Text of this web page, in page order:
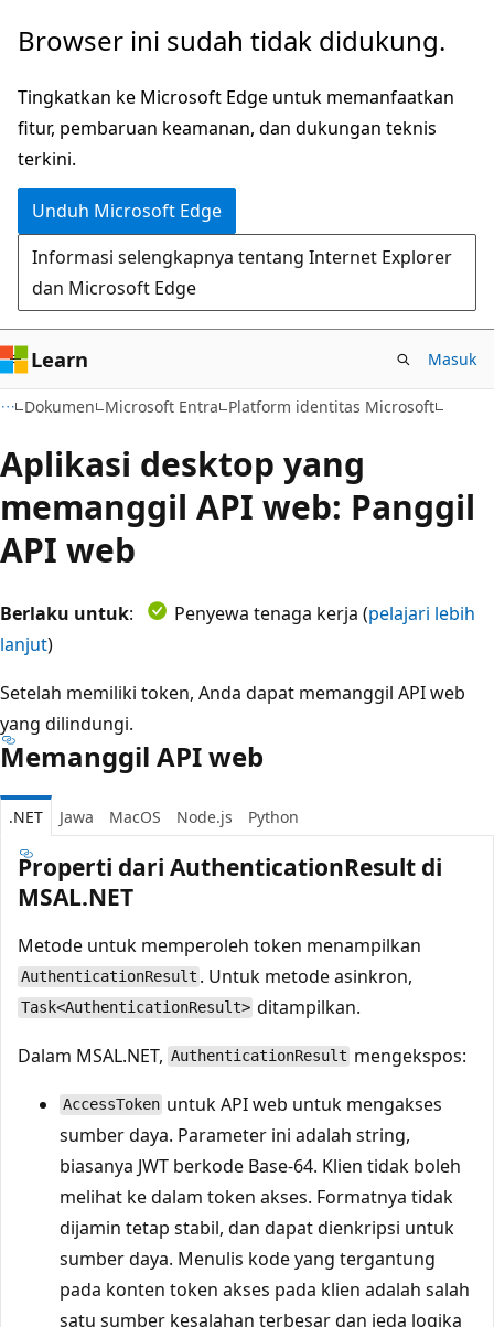
Lompati
konten
utama
Browser ini sudah tidak didukung.
Tingkatkan ke Microsoft Edge untuk memanfaatkan
fitur, pembaruan keamanan, dan dukungan teknis
terkini.
Unduh Microsoft Edge
Informasi selengkapnya tentang Internet Explorer
dan Microsoft Edge
Learn Masuk
Dokumen Microsoft Entra Platform identitas Microsoft
Aplikasi desktop yang
memanggil API web: Panggil
API web
Berlaku untuk: Penyewa tenaga kerja (pelajari lebih
lanjut)
Setelah memiliki token, Anda dapat memanggil API web
yang dilindungi.
Memanggil API web
.NET Jawa MacOS Node.js Python
Properti dari AuthenticationResult di
MSAL.NET
Metode untuk memperoleh token menampilkan
AuthenticationResult . Untuk metode asinkron,
Task<AuthenticationResult> ditampilkan.
Dalam MSAL.NET, AuthenticationResult mengekspos:
AccessToken untuk API web untuk mengakses
sumber daya. Parameter ini adalah string,
biasanya JWT berkode Base-64. Klien tidak boleh
melihat ke dalam token akses. Formatnya tidak
dijamin tetap stabil, dan dapat dienkripsi untuk
sumber daya. Menulis kode yang tergantung
pada konten token akses pada klien adalah salah
satu sumber kesalahan terbesar dan jeda logika